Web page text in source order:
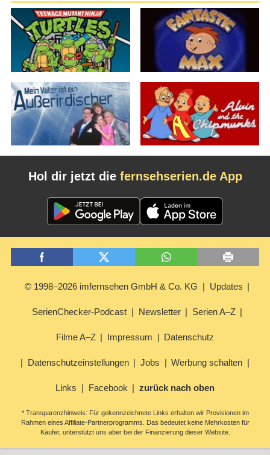
Hol dir jetzt die fernsehserien.de App
© 1998–2026 imfernsehen GmbH & Co. KG Updates
SerienChecker-Podcast Newsletter Serien A–Z
Filme A–Z Impressum Datenschutz
Datenschutzeinstellungen Jobs Werbung schalten
Links Facebook zurück nach oben
* Transparenzhinweis: Für gekennzeichnete Links erhalten wir Provisionen im
Rahmen eines Affiliate-Partnerprogramms. Das bedeutet keine Mehrkosten für
Käufer, unterstützt uns aber bei der Finanzierung dieser Website.